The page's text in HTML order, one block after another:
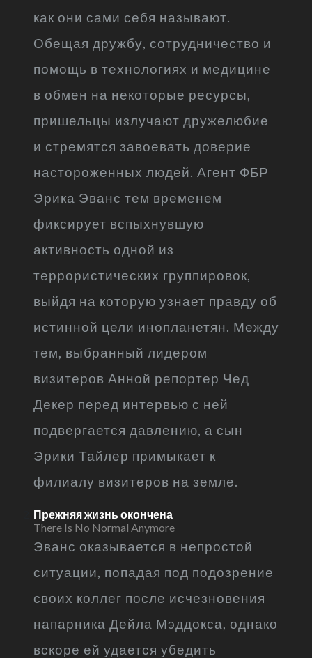
как они сами себя называют.
Обещая дружбу, сотрудничество и
помощь в технологиях и медицине
в обмен на некоторые ресурсы,
пришельцы излучают дружелюбие
и стремятся завоевать доверие
настороженных людей. Агент ФБР
Эрика Эванс тем временем
фиксирует вспыхнувшую
активность одной из
террористических группировок,
выйдя на которую узнает правду об
истинной цели инопланетян. Между
тем, выбранный лидером
визитеров Анной репортер Чед
Декер перед интервью с ней
подвергается давлению, а сын
Эрики Тайлер примыкает к
филиалу визитеров на земле.
Прежняя жизнь окончена
There Is No Normal Anymore
Эванс оказывается в непростой
ситуации, попадая под подозрение
своих коллег после исчезновения
напарника Дейла Мэддокса, однако
вскоре ей удается убедить